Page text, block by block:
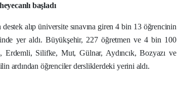
başladı
alıp üniversite sınavına giren 4 bin 13 öğrencinin
yer aldı. Büyükşehir, 227 öğretmen ve 4 bin 100
Erdemli, Silifke, Mut, Gülnar, Aydıncık, Bozyazı ve
ardından öğrenciler dersliklerdeki yerini aldı.